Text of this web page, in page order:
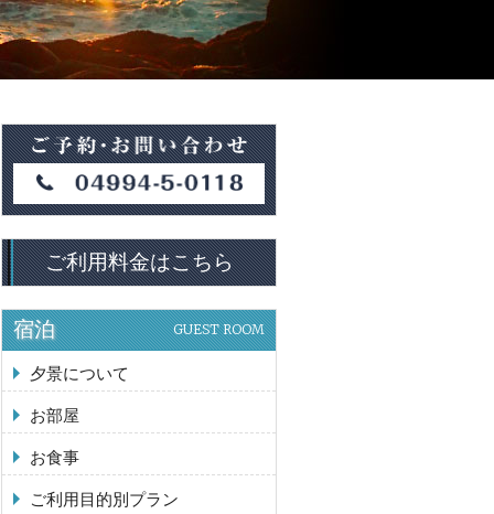
ご利用料金はこちら
宿泊 GUEST ROOM
夕景について
お部屋
お食事
ご利用目的別プラン